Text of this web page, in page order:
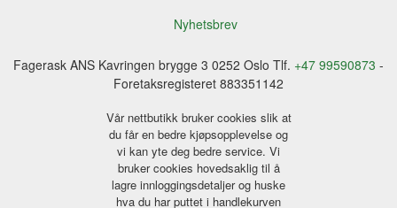
Nyhetsbrev
Fagerask ANS Kavringen brygge 3 0252 Oslo Tlf. +47 99590873 -
Foretaksregisteret 883351142
Vår nettbutikk bruker cookies slik at
du får en bedre kjøpsopplevelse og
vi kan yte deg bedre service. Vi
bruker cookies hovedsaklig til å
lagre innloggingsdetaljer og huske
hva du har puttet i handlekurven